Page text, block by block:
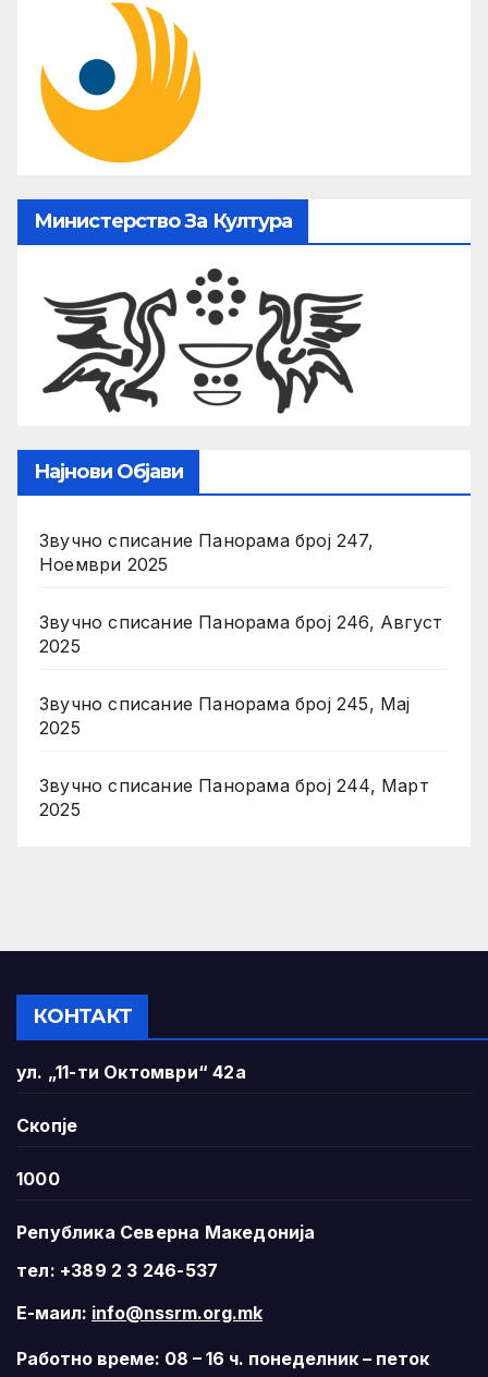
Министерство За Култура
Најнови Објави
Звучно списание Панорама број 247,
Ноември 2025
Звучно списание Панорама број 246, Август
2025
Звучно списание Панорама број 245, Мај
2025
Звучно списание Панорама број 244, Март
2025
КОНТАКТ
ул. „11-ти Октомври“ 42а
Скопје
1000
Република Северна Македонија
тел: +389 2 3 246-537
Е-маил: info@nssrm.org.mk
Работно време: 08 – 16 ч. понеделник – петок